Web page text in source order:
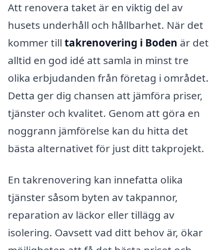
Att renovera taket är en viktig del av
husets underhåll och hållbarhet. När det
kommer till takrenovering i Boden är det
alltid en god idé att samla in minst tre
olika erbjudanden från företag i området.
Detta ger dig chansen att jämföra priser,
tjänster och kvalitet. Genom att göra en
noggrann jämförelse kan du hitta det
bästa alternativet för just ditt takprojekt.
En takrenovering kan innefatta olika
tjänster såsom byten av takpannor,
reparation av läckor eller tillägg av
isolering. Oavsett vad ditt behov är, ökar